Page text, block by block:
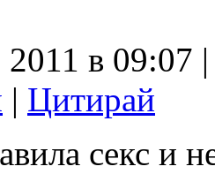
2011 в 09:07
| Цитирай
секс и